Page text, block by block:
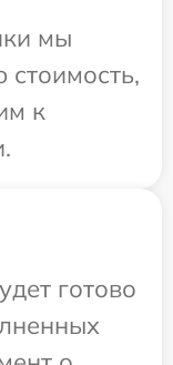
мы
стоимость,
к
готово